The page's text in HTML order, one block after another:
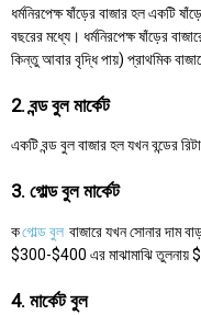
ধর্মনিরপেক্ষ ষাঁড়ের বাজার হল একটি
বছরের মধ্যে। ধর্মনিরপেক্ষ ষাঁড়ের
কিন্তু আবার বৃদ্ধি পায়) প্রাথমিক
2. বন্ড বুল মার্কেট
একটি বন্ড বুল বাজার হল যখন বন্ডের
3. গোল্ড বুল মার্কেট
কগোল্ড বুল বাজারে যখন সোনার দাম
$300-$400 এর মাঝামাঝি তুলনায়
4. মার্কেট বুল